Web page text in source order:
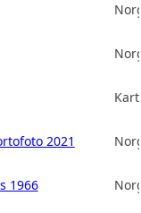
2021
1966